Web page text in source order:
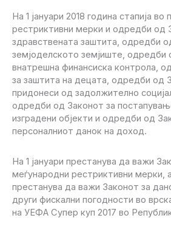
На 1 јануари 2018 година стапија
рестриктивни мерки и одредби од
здравствената заштита, одредби
земјоделското земјиште, одредби
внатрешна финансиска контрола,
за заштита на децата, одредби од
придонеси од задолжително
одредби од Законот за
изградени објекти и одредби од
персоналниот данок на доход.
На 1 јануари престанува да важи
меѓународни рестриктивни мерки, а
престанува да важи Законот за
други фискални погодности во
на УЕФА Супер куп 2017 во